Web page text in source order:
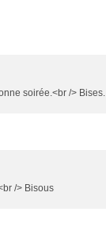
soirée.<br /> Bises.
/> Bisous